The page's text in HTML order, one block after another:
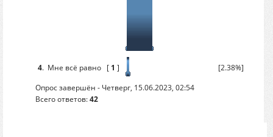
4. Мне всё равно [ 1 ]
[2.38%]
Опрос завершён - Четверг, 15.06.2023, 02:54
Всего ответов:42